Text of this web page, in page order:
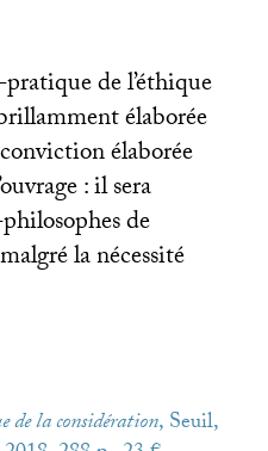
de l’éthique
élaborée
élaborée
: il sera
de
la nécessité
de la considération, Seuil,